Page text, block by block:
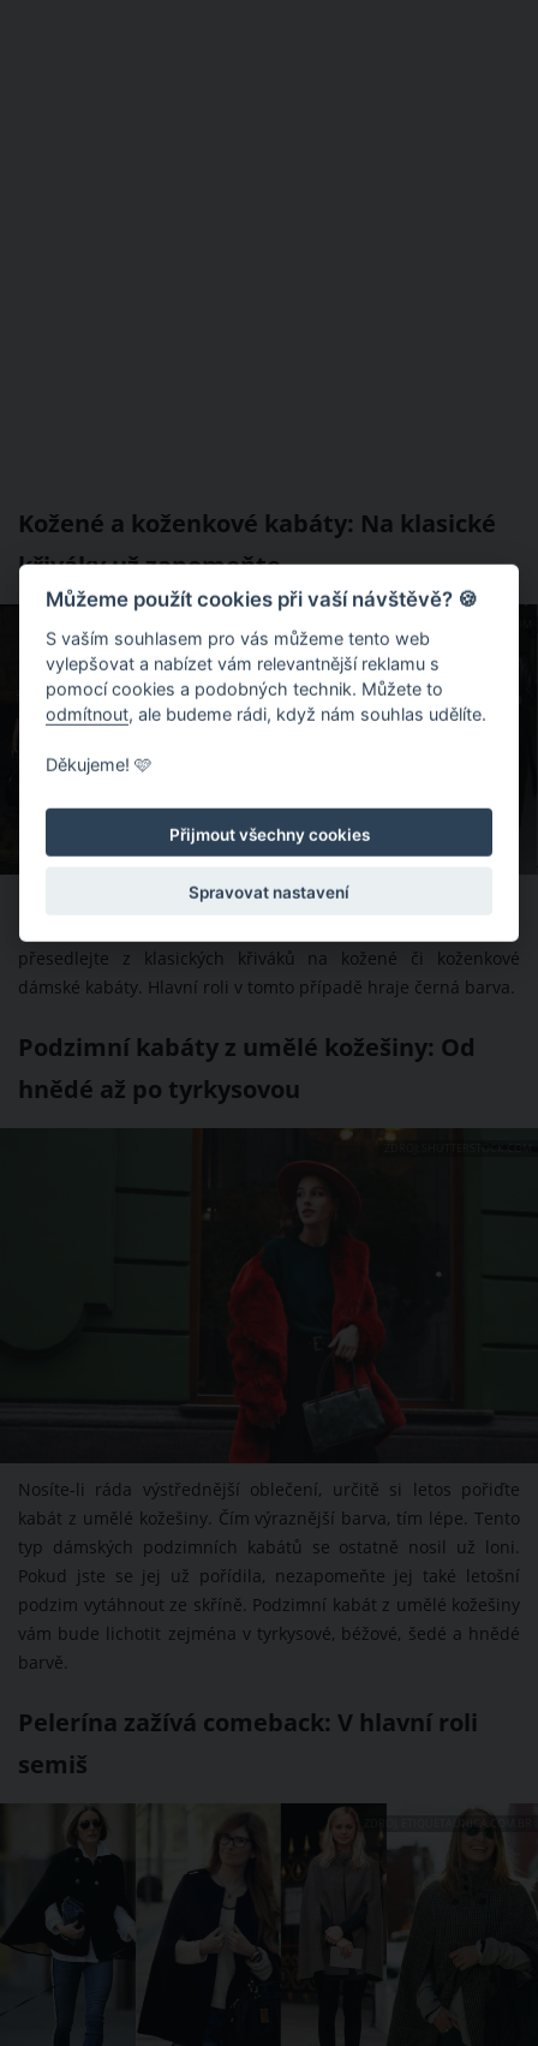
Kožené a koženkové kabáty: Na klasické
křiváky už zapomeňte
Kůže a koženka letos hraje prim nejen v případě klasických
přesedlejte z klasických křiváků na kožené či koženkové
dámské kabáty. Hlavní roli v tomto případě hraje černá barva.
Podzimní kabáty z umělé kožešiny: Od
hnědé až po tyrkysovou
Nosíte-li ráda výstřednější oblečení, určitě si letos pořiďte
kabát z umělé kožešiny. Čím výraznější barva, tím lépe. Tento
typ dámských podzimních kabátů se ostatně nosil už loni.
Pokud jste se jej už pořídila, nezapomeňte jej také letošní
podzim vytáhnout ze skříně. Podzimní kabát z umělé kožešiny
vám bude lichotit zejména v tyrkysové, béžové, šedé a hnědé
barvě.
Pelerína zažívá comeback: V hlavní roli
semiš
ZDROJ: ETIQUETAUNICA.COM.BR
Můžeme použít cookies při vaší návštěvě? 🍪
S vaším souhlasem pro vás můžeme tento web
vylepšovat a nabízet vám relevantnější reklamu s
pomocí cookies a podobných technik. Můžete to
odmítnout, ale budeme rádi, když nám souhlas udělíte.
Děkujeme! 🩷
Přijmout všechny cookies
Spravovat nastavení